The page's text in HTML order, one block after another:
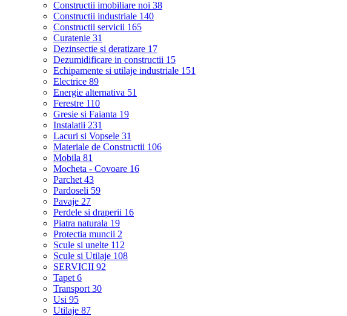
Constructii imobiliare noi 38
Constructii industriale 140
Constructii servicii 165
Curatenie 31
Dezinsectie si deratizare 17
Dezumidificare in constructii 15
Echipamente si utilaje industriale 151
Electrice 89
Energie alternativa 51
Ferestre 110
Gresie si Faianta 19
Instalatii 231
Lacuri si Vopsele 31
Materiale de Constructii 106
Mobila 81
Mocheta - Covoare 16
Parchet 43
Pardoseli 59
Pavaje 27
Perdele si draperii 16
Piatra naturala 19
Protectia muncii 2
Scule si unelte 112
Scule si Utilaje 108
SERVICII 92
Tapet 6
Transport 30
Usi 95
Utilaje 87